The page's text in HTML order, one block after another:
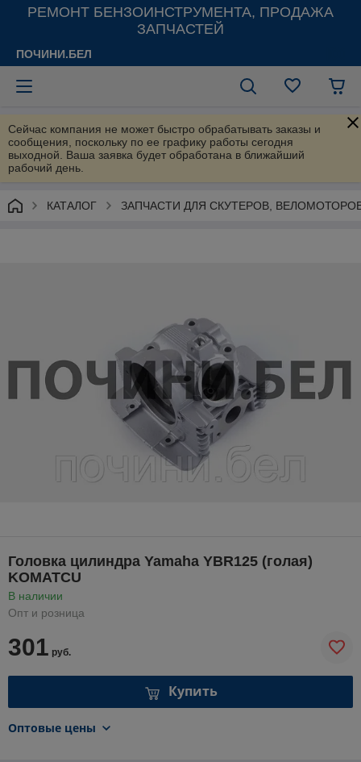
РЕМОНТ БЕНЗОИНСТРУМЕНТА, ПРОДАЖА
ЗАПЧАСТЕЙ
ПОЧИНИ.БЕЛ
Сейчас компания не может быстро обрабатывать заказы и
сообщения, поскольку по ее графику работы сегодня
выходной. Ваша заявка будет обработана в ближайший
рабочий день.
КАТАЛОГ ЗАПЧАСТИ ДЛЯ СКУТЕРОВ,
Головка цилиндра Yamaha YBR125 (голая)
KOMATCU
В наличии
Опт и розница
301 руб.
Купить
Оптовые цены